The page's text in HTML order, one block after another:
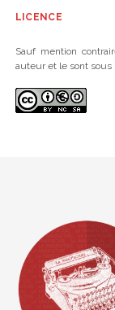
LICENCE
Sauf mention
auteur et le sont sous